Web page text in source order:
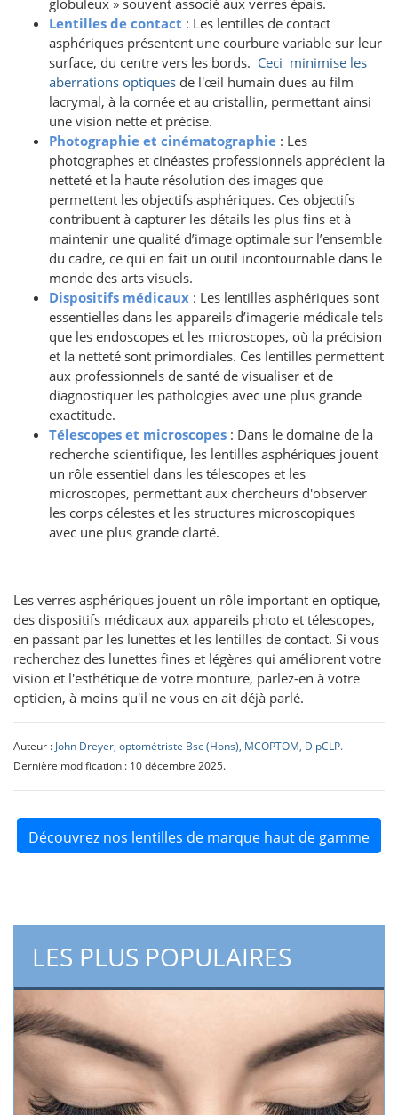
Lentilles de contact : Les lentilles de contact
asphériques présentent une courbure variable sur leur
surface, du centre vers les bords. Ceci minimise les
aberrations optiques de l'œil humain dues au film
lacrymal, à la cornée et au cristallin, permettant ainsi
une vision nette et précise.
Photographie et cinématographie : Les
photographes et cinéastes professionnels apprécient la
netteté et la haute résolution des images que
permettent les objectifs asphériques. Ces objectifs
contribuent à capturer les détails les plus fins et à
maintenir une qualité d’image optimale sur l’ensemble
du cadre, ce qui en fait un outil incontournable dans le
monde des arts visuels.
Dispositifs médicaux : Les lentilles asphériques sont
essentielles dans les appareils d’imagerie médicale tels
que les endoscopes et les microscopes, où la précision
et la netteté sont primordiales. Ces lentilles permettent
aux professionnels de santé de visualiser et de
diagnostiquer les pathologies avec une plus grande
exactitude.
Télescopes et microscopes : Dans le domaine de la
recherche scientifique, les lentilles asphériques jouent
un rôle essentiel dans les télescopes et les
microscopes, permettant aux chercheurs d'observer
les corps célestes et les structures microscopiques
avec une plus grande clarté.
Les verres asphériques jouent un rôle important en optique,
des dispositifs médicaux aux appareils photo et télescopes,
en passant par les lunettes et les lentilles de contact. Si vous
recherchez des lunettes fines et légères qui améliorent votre
vision et l'esthétique de votre monture, parlez-en à votre
opticien, à moins qu'il ne vous en ait déjà parlé.
Auteur : John Dreyer, optométriste Bsc (Hons), MCOPTOM, DipCLP.
Dernière modification : 10 décembre 2025.
Découvrez nos lentilles de marque haut de gamme
LES PLUS POPULAIRES